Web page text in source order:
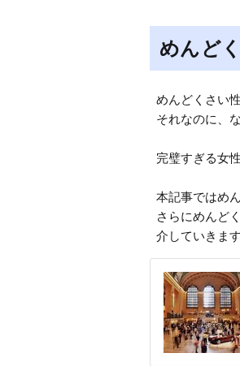
めんど
めんどくさい
それなのに、
完璧すぎる女
本記事ではめ
さらにめんど
介していきます